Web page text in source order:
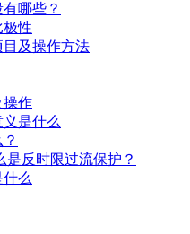
哪些？
极性
及操作方法
操作
是什么
反时限过流保护？
么